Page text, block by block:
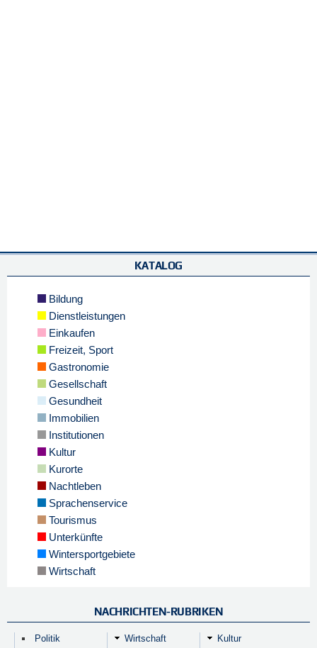
KATALOG
Bildung
Dienstleistungen
Einkaufen
Freizeit, Sport
Gastronomie
Gesellschaft
Gesundheit
Immobilien
Institutionen
Kultur
Kurorte
Nachtleben
Sprachenservice
Tourismus
Unterkünfte
Wintersportgebiete
Wirtschaft
NACHRICHTEN-RUBRIKEN
Politik Wirtschaft Kultur